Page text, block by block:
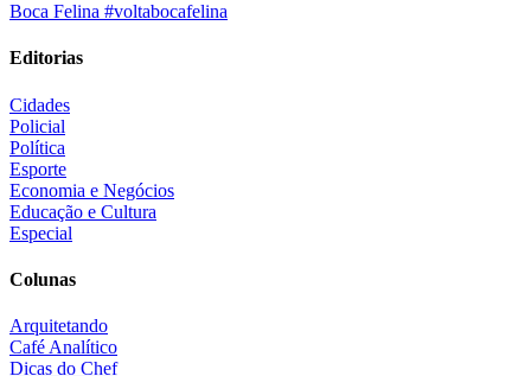
Boca Felina #voltabocafelina
Editorias
Cidades
Policial
Política
Esporte
Economia e Negócios
Educação e Cultura
Especial
Colunas
Arquitetando
Café Analítico
Dicas do Chef